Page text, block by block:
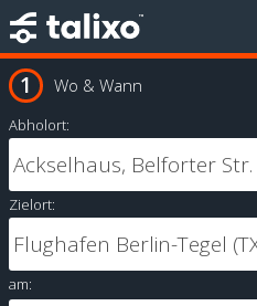
Wo & Wann
Abholort:
Zielort:
am: